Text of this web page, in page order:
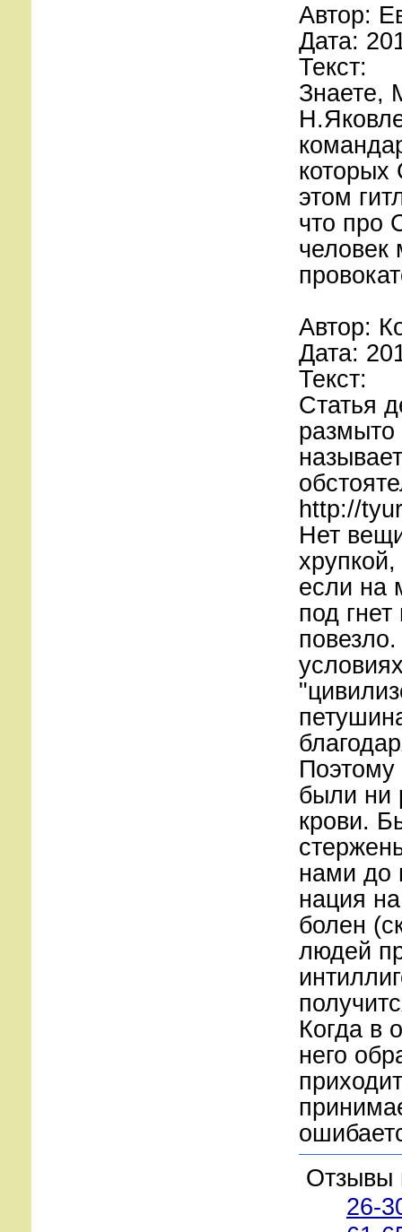
Автор:
Дата:
Текст:
Знаете,
которых
этом
что про
человек
Автор:
Дата:
Текст:
Статья
http://
Нет
если на
под
Поэтому
были ни
крови.
нами до
нация
болен
людей
Когда в
него
Отзывы
26-